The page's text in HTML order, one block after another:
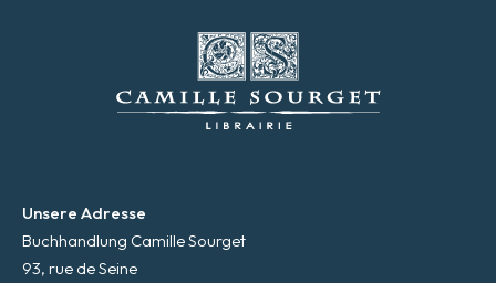
Unsere Adresse
Buchhandlung Camille Sourget
93, rue de Seine